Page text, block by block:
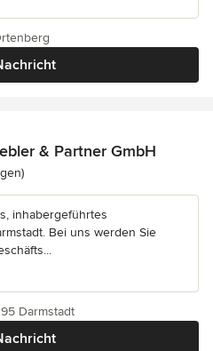
& Partner GmbH
5 von 5 Sternen
inhabergeführtes
Bei uns werden Sie
Darmstadt